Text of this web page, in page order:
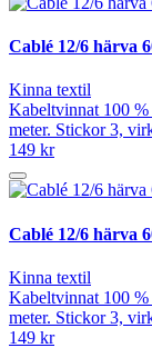
Cablé 12/6 härva
Kinna textil
Kabeltvinnat 100 %
meter. Stickor 3,
149 kr
Cablé 12/6 härva
Kinna textil
Kabeltvinnat 100 %
meter. Stickor 3,
149 kr